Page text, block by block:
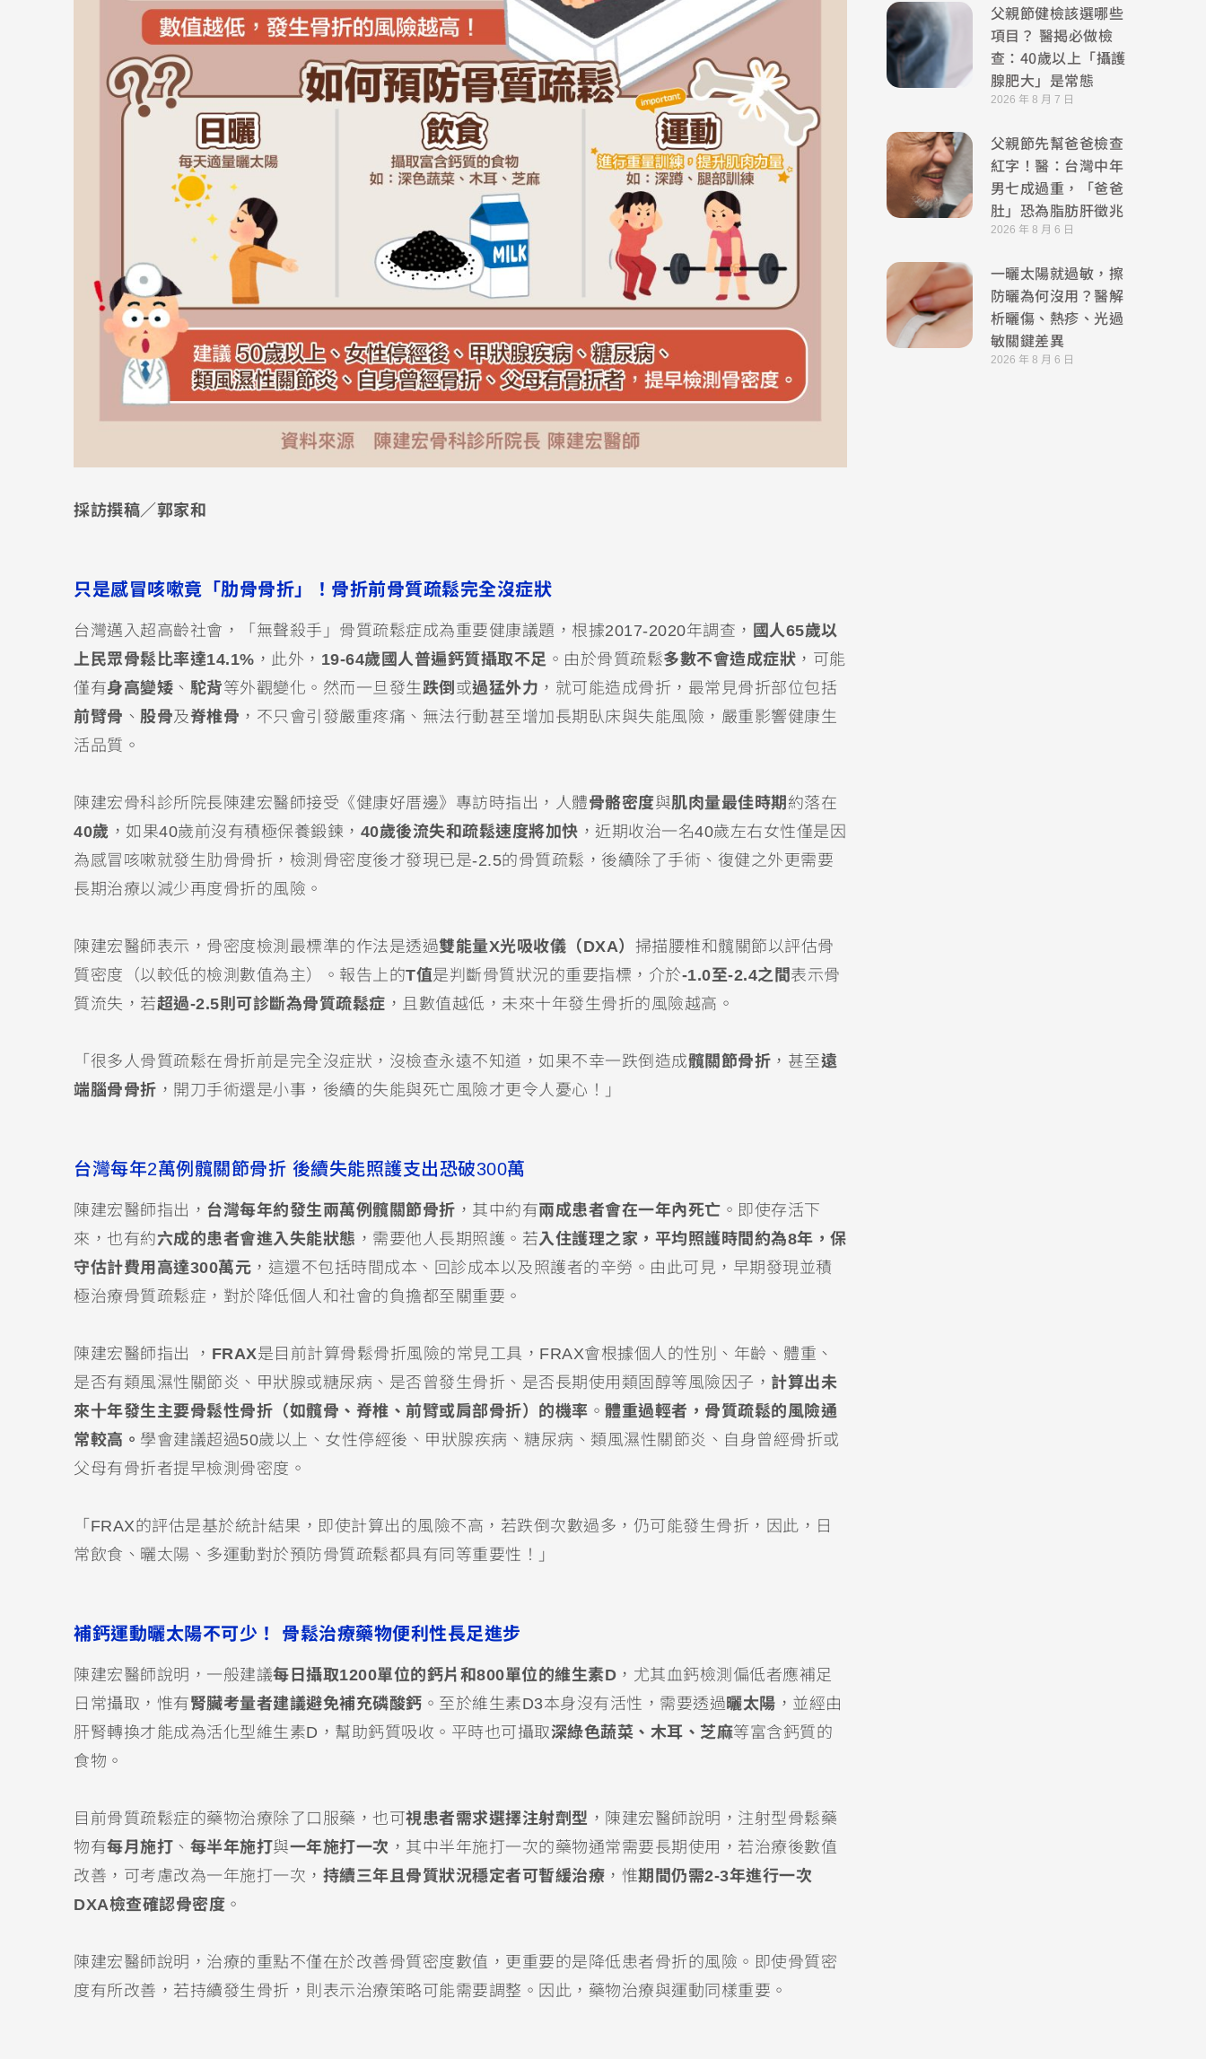
採訪撰稿／郭家和
只是感冒咳嗽竟「肋骨骨折」！骨折前骨質疏鬆完全沒症狀
台灣邁入超高齡社會，「無聲殺手」骨質疏鬆症成為重要健康議題，根據2017-2020年調查， 國人65歲以
上民眾骨鬆比率達14.1% ，此外， 19-64歲國人普遍鈣質攝取不足 。由於骨質疏鬆多數不會造成症狀 ，可能
僅有身高變矮 、 駝背等外觀變化。然而一旦發生跌倒 或過猛外力 ，就可能造成骨折，最常見骨折部位包括
前臂骨 、 股骨及脊椎骨 ，不只會引發嚴重疼痛、無法行動甚至增加長期臥床與失能風險，嚴重影響健康生
活品質。
陳建宏骨科診所院長陳建宏醫師接受《健康好厝邊》專訪時指出，人體骨骼密度與肌肉量最佳時期 約落在
40歲 ，如果40歲前沒有積極保養鍛鍊， 40歲後流失和疏鬆速度將加快 ，近期收治一名40歲左右女性僅是因
為感冒咳嗽就發生肋骨骨折，檢測骨密度後才發現已是-2.5的骨質疏鬆，後續除了手術、復健之外更需要
長期治療以減少再度骨折的風險。
陳建宏醫師表示，骨密度檢測最標準的作法是透過雙能量X光吸收儀（DXA） 掃描腰椎和髖關節以評估骨
質密度（以較低的檢測數值為主）。報告上的T值是判斷骨質狀況的重要指標，介於-1.0至-2.4之間 表示骨
質流失，若超過-2.5則可診斷為骨質疏鬆症 ，且數值越低，未來十年發生骨折的風險越高。
「很多人骨質疏鬆在骨折前是完全沒症狀，沒檢查永遠不知道，如果不幸一跌倒造成髖關節骨折 ，甚至遠
端腦骨骨折 ，開刀手術還是小事，後續的失能與死亡風險才更令人憂心！」
台灣每年2萬例髖關節骨折 後續失能照護支出恐破300萬
陳建宏醫師指出， 台灣每年約發生兩萬例髖關節骨折 ，其中約有兩成患者會在一年內死亡 。即使存活下
來，也有約六成的患者會進入失能狀態 ，需要他人長期照護。若入住護理之家，平均照護時間約為8年，保
守估計費用高達300萬元 ，這還不包括時間成本、回診成本以及照護者的辛勞。由此可見，早期發現並積
極治療骨質疏鬆症，對於降低個人和社會的負擔都至關重要。
陳建宏醫師指出 ， FRAX是目前計算骨鬆骨折風險的常見工具，FRAX會根據個人的性別、年齡、體重、
是否有類風濕性關節炎、甲狀腺或糖尿病、是否曾發生骨折、是否長期使用類固醇等風險因子， 計算出未
來十年發生主要骨鬆性骨折（如髖骨、脊椎、前臂或肩部骨折）的機率 。 體重過輕者，骨質疏鬆的風險通
常較高。 學會建議超過50歲以上、女性停經後、甲狀腺疾病、糖尿病、類風濕性關節炎、自身曾經骨折或
父母有骨折者提早檢測骨密度。
「FRAX的評估是基於統計結果，即使計算出的風險不高，若跌倒次數過多，仍可能發生骨折，因此，日
常飲食、曬太陽、多運動對於預防骨質疏鬆都具有同等重要性！」
補鈣運動曬太陽不可少！ 骨鬆治療藥物便利性長足進步
陳建宏醫師說明，一般建議每日攝取1200單位的鈣片和800單位的維生素D ，尤其血鈣檢測偏低者應補足
日常攝取，惟有腎臟考量者建議避免補充磷酸鈣 。至於維生素D3本身沒有活性，需要透過曬太陽 ，並經由
肝腎轉換才能成為活化型維生素D，幫助鈣質吸收。平時也可攝取深綠色蔬菜、木耳、芝麻等富含鈣質的
食物。
目前骨質疏鬆症的藥物治療除了口服藥，也可視患者需求選擇注射劑型 ，陳建宏醫師說明，注射型骨鬆藥
物有每月施打 、 每半年施打與一年施打一次 ，其中半年施打一次的藥物通常需要長期使用，若治療後數值
改善，可考慮改為一年施打一次， 持續三年且骨質狀況穩定者可暫緩治療 ，惟期間仍需2-3年進行一次
DXA檢查確認骨密度 。
陳建宏醫師說明，治療的重點不僅在於改善骨質密度數值，更重要的是降低患者骨折的風險。即使骨質密
度有所改善，若持續發生骨折，則表示治療策略可能需要調整。因此，藥物治療與運動同樣重要。
父親節健檢該選哪些
項目？ 醫揭必做檢
查：40歲以上「攝護
腺肥大」是常態
2026 年 8 月 7 日
父親節先幫爸爸檢查
紅字！醫：台灣中年
男七成過重，「爸爸
肚」恐為脂肪肝徵兆
2026 年 8 月 6 日
一曬太陽就過敏，擦
防曬為何沒用？醫解
析曬傷、熱疹、光過
敏關鍵差異
2026 年 8 月 6 日